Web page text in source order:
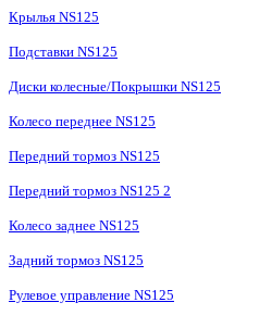
Крылья NS125
Подставки NS125
Диски колесные/Покрышки NS125
Колесо переднее NS125
Передний тормоз NS125
Передний тормоз NS125 2
Колесо заднее NS125
Задний тормоз NS125
Рулевое управление NS125